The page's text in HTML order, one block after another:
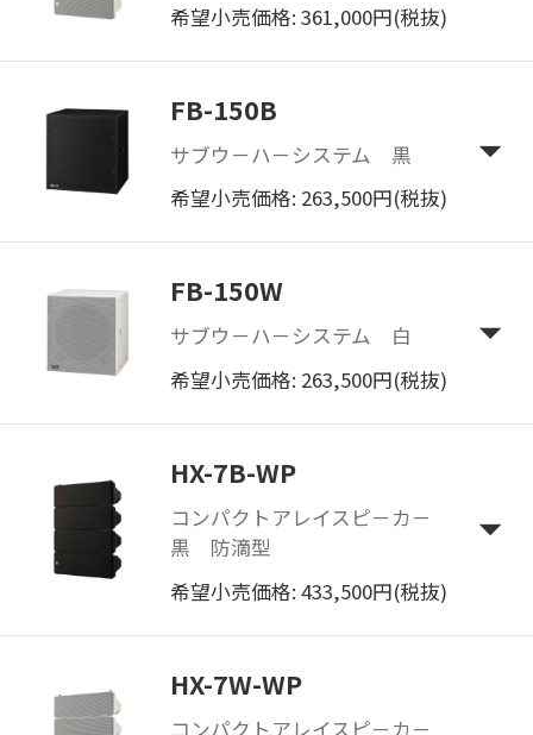
希望小売価格: 361,000円(税抜)
FB-150B
サブウ－ハ－システム 黒
希望小売価格: 263,500円(税抜)
FB-150W
サブウ－ハ－システム 白
希望小売価格: 263,500円(税抜)
HX-7B-WP
コンパクトアレイスピ－カ－
黒 防滴型
希望小売価格: 433,500円(税抜)
HX-7W-WP
コンパクトアレイスピ－カ－